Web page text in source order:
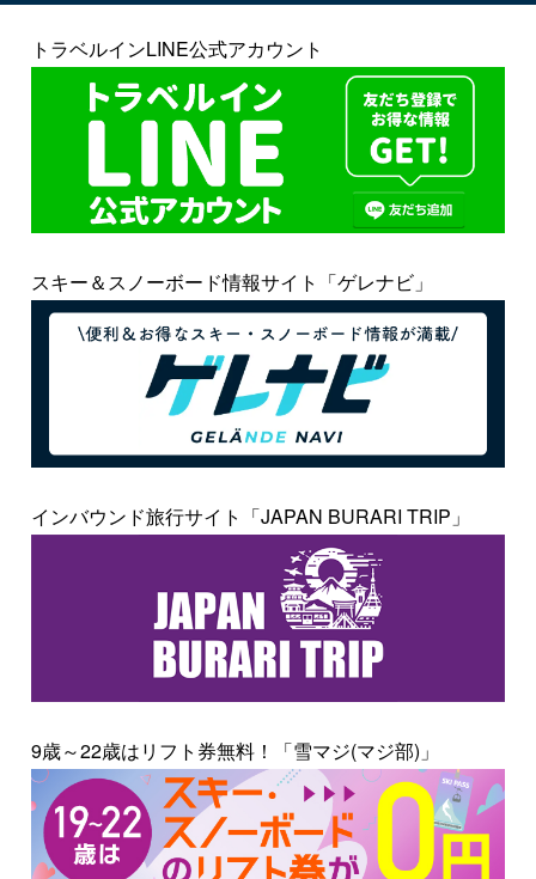
トラベルインLINE公式アカウント
スキー＆スノーボード情報サイト「ゲレナビ」
インバウンド旅行サイト「JAPAN BURARI TRIP」
9歳～22歳はリフト券無料！「雪マジ(マジ部)」